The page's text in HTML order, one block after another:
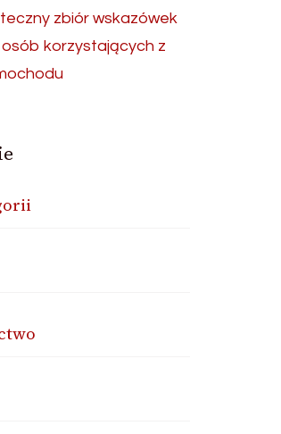
zbiór wskazówek
korzystających z